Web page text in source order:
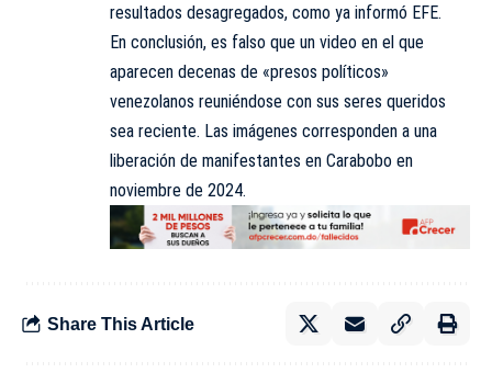
resultados desagregados, como ya informó EFE.
En conclusión, es falso que un video en el que
aparecen decenas de «presos políticos»
venezolanos reuniéndose con sus seres queridos
sea reciente. Las imágenes corresponden a una
liberación de manifestantes en Carabobo en
noviembre de 2024.
Share This Article